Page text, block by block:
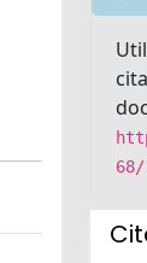
68/